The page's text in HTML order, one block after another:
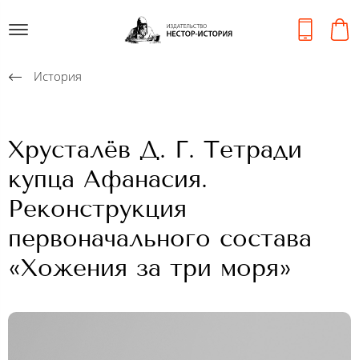
История
Хрусталёв Д. Г. Тетради
купца Афанасия.
Реконструкция
первоначального состава
«Хожения за три моря»